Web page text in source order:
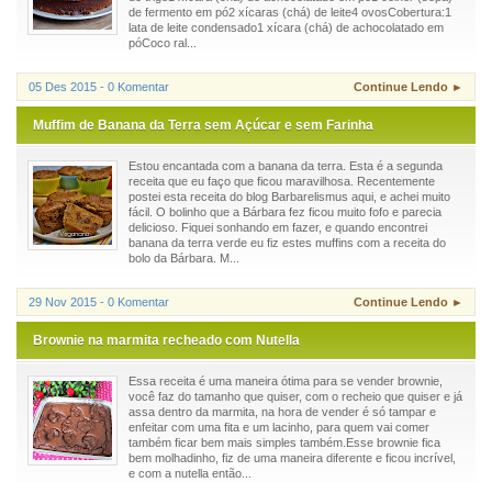
de fermento em pó2 xícaras (chá) de leite4 ovosCobertura:1
lata de leite condensado1 xícara (chá) de achocolatado em
póCoco ral...
05 Des 2015 - 0 Komentar Continue Lendo ►
Muffim de Banana da Terra sem Açúcar e sem Farinha
Estou encantada com a banana da terra. Esta é a segunda
receita que eu faço que ficou maravilhosa. Recentemente
postei esta receita do blog Barbarelismus aqui, e achei muito
fácil. O bolinho que a Bárbara fez ficou muito fofo e parecia
delicioso. Fiquei sonhando em fazer, e quando encontrei
banana da terra verde eu fiz estes muffins com a receita do
bolo da Bárbara. M...
29 Nov 2015 - 0 Komentar Continue Lendo ►
Brownie na marmita recheado com Nutella
Essa receita é uma maneira ótima para se vender brownie,
você faz do tamanho que quiser, com o recheio que quiser e já
assa dentro da marmita, na hora de vender é só tampar e
enfeitar com uma fita e um lacinho, para quem vai comer
também ficar bem mais simples também.Esse brownie fica
bem molhadinho, fiz de uma maneira diferente e ficou incrível,
e com a nutella então...